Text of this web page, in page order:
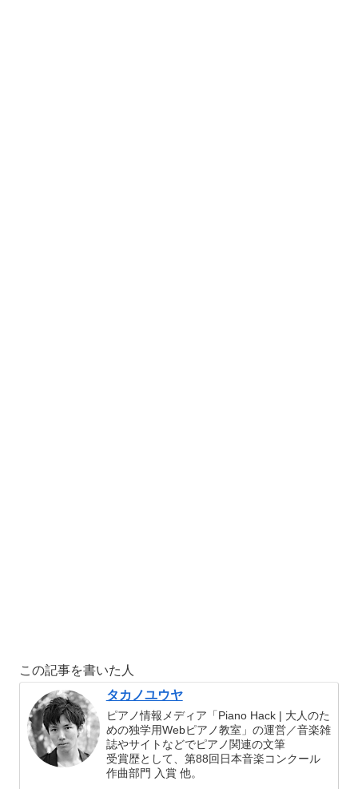
この記事を書いた人
タカノユウヤ
ピアノ情報メディア「Piano Hack | 大人のた
めの独学用Webピアノ教室」の運営／音楽雑
誌やサイトなどでピアノ関連の文筆
受賞歴として、第88回日本音楽コンクール
作曲部門 入賞 他。